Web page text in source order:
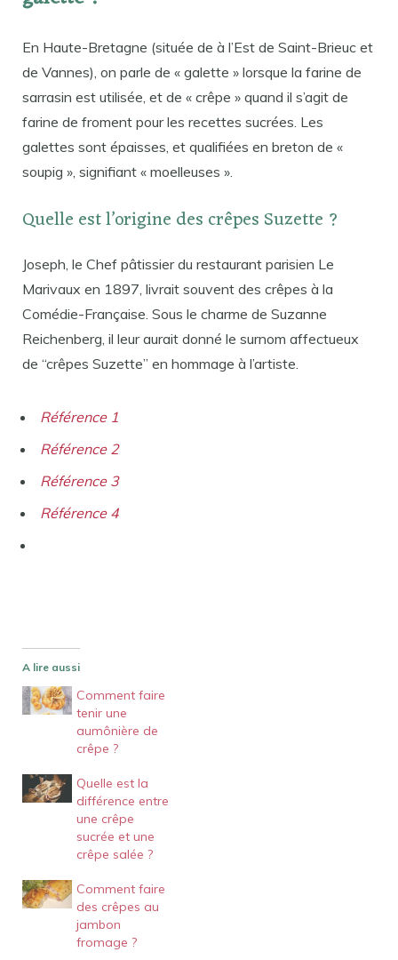
En Haute-Bretagne (située de à l’Est de Saint-Brieuc et
de Vannes), on parle de « galette » lorsque la farine de
sarrasin est utilisée, et de « crêpe » quand il s’agit de
farine de froment pour les recettes sucrées. Les
galettes sont épaisses, et qualifiées en breton de «
soupig », signifiant « moelleuses ».
Quelle est l’origine des crêpes Suzette ?
Joseph, le Chef pâtissier du restaurant parisien Le
Marivaux en 1897, livrait souvent des crêpes à la
Comédie-Française. Sous le charme de Suzanne
Reichenberg, il leur aurait donné le surnom affectueux
de “crêpes Suzette” en hommage à l’artiste.
Référence 1
Référence 2
Référence 3
Référence 4
A lire aussi
Comment faire
tenir une
aumônière de
crêpe ?
Quelle est la
différence entre
une crêpe
sucrée et une
crêpe salée ?
Comment faire
des crêpes au
jambon
fromage ?